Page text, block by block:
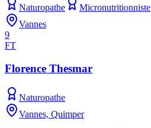
Naturopathe
Micronutritionniste
Vannes
9
FT
Florence Thesmar
Naturopathe
Vannes, Quimper